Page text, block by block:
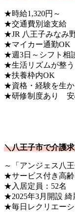
★時給1,320円～
★交通費別途支給
★JR 八王子みなみ
★マイカー通勤OK
★週3日～シフト相
★生活リズムが整う
★扶養枠内OK
★資格・経験を生
★研修制度あり 安
＼八王子市で介護
～「アンジェス八
★サービス付き高
★入居定員：52名
★2025年3月開設
★毎日レクリエー